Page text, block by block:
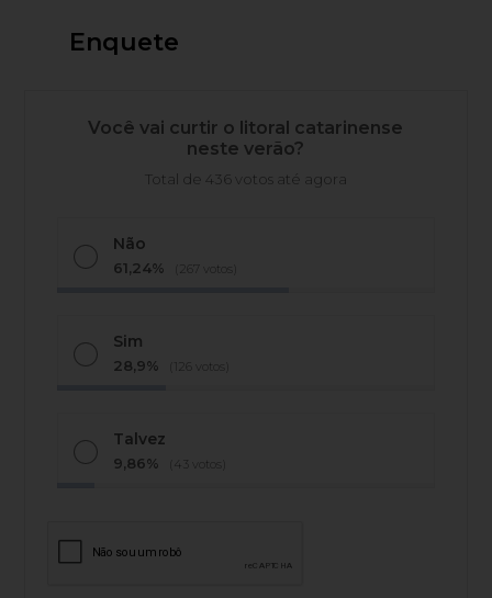
Enquete
Você vai curtir o litoral catarinense
neste verão?
Total de 436 votos até agora
Não
61,24% (267 votos)
Sim
28,9% (126 votos)
Talvez
9,86% (43 votos)